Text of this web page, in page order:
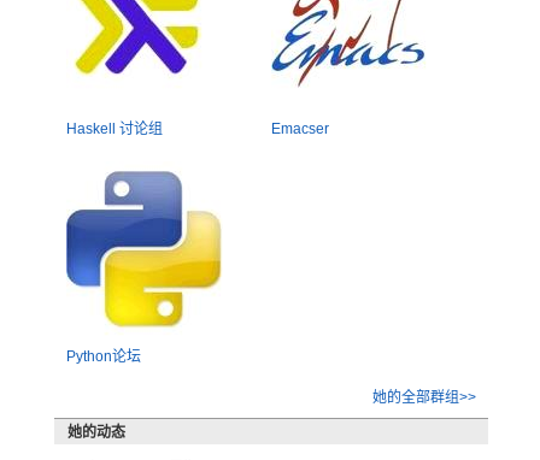
Haskell 讨论组 Emacser
Python论坛
她的全部群组>>
她的动态